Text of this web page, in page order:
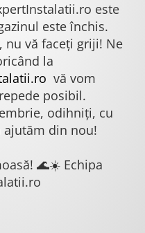
este
este închis.
nu vă faceți griji! Ne
la
vă vom
posibil.
odihniți, cu
ajutăm din nou!
🌊☀️ Echipa